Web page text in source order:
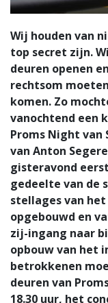
Wij houden van
top secret zijn.
deuren openen
rechtsom
komen. Zo
vanochtend een
Proms Night van
van Anton
gisteravond
gedeelte van de
stellages van
opgebouwd en
zij-ingang naar
opbouw van het
betrokkenen
deuren van
18.30 uur, het